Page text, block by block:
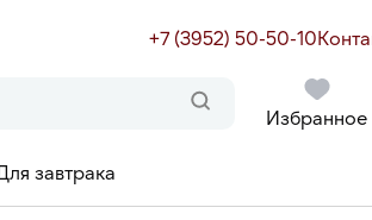
+7 (3952) 50-50-10
Избранное
завтрака